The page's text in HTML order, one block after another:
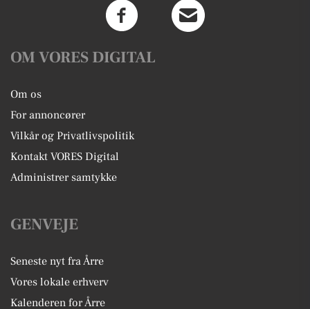
OM VORES DIGITAL
Om os
For annoncører
Vilkår og Privatlivspolitik
Kontakt VORES Digital
Administrer samtykke
GENVEJE
Seneste nyt fra Årre
Vores lokale erhverv
Kalenderen for Årre